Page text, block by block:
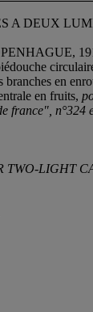
A DEUX
branches en
en fruits,
france", n°324
TWO-LIGHT